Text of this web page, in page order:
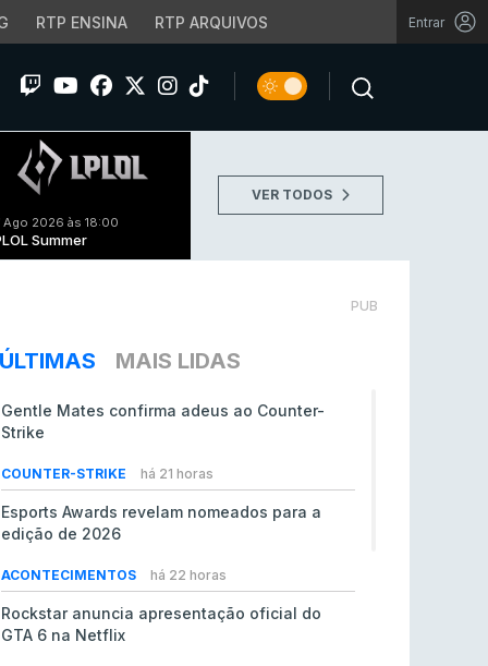
RTP ENSINA RTP ARQUIVOS Entrar
Ago 2026 às 18:00
Summer
VER TODOS
PUB
ÚLTIMAS MAIS LIDAS
Gentle Mates confirma adeus ao Counter-
Strike
COUNTER-STRIKE há 21 horas
Esports Awards revelam nomeados para a
edição de 2026
ACONTECIMENTOS há 22 horas
Rockstar anuncia apresentação oficial do
GTA 6 na Netflix